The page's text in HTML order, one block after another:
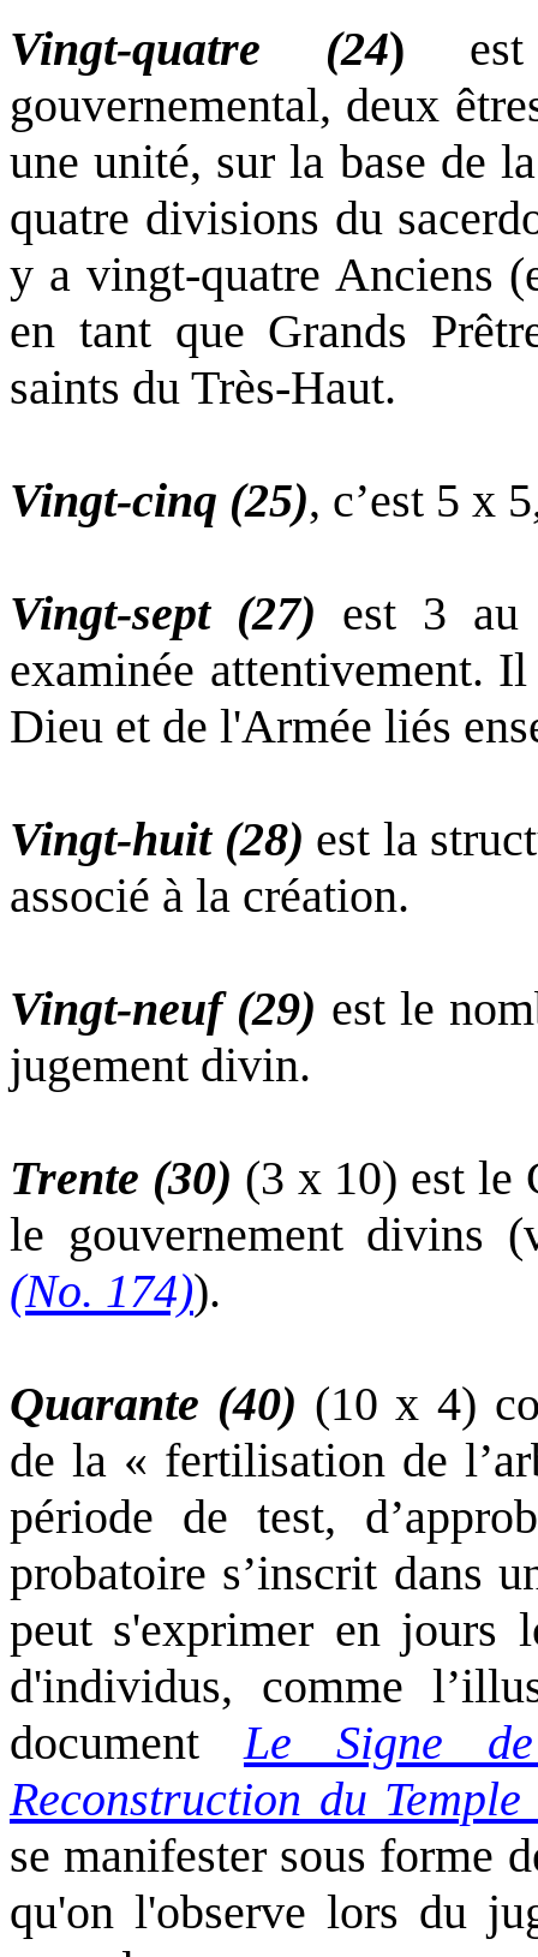
Vingt-quatre (24) est
gouvernemental, deux
une unité, sur la base de
quatre divisions du
y a vingt-quatre Anciens
en tant que Grands
saints du Très-Haut.
Vingt-cinq (25), c’est 5 x
Vingt-sept (27) est 3 au
examinée attentivement.
Dieu et de l'Armée liés
Vingt-huit (28) est la
associé à la création.
Vingt-neuf (29) est le
jugement divin.
Trente (30) (3 x 10) est le
le gouvernement divins
(No. 174)).
Quarante (40) (10 x 4)
de la « fertilisation de
période de test,
probatoire s’inscrit dans
peut s'exprimer en jours
d'individus, comme
document Le Signe
Reconstruction du
se manifester sous forme
qu'on l'observe lors du